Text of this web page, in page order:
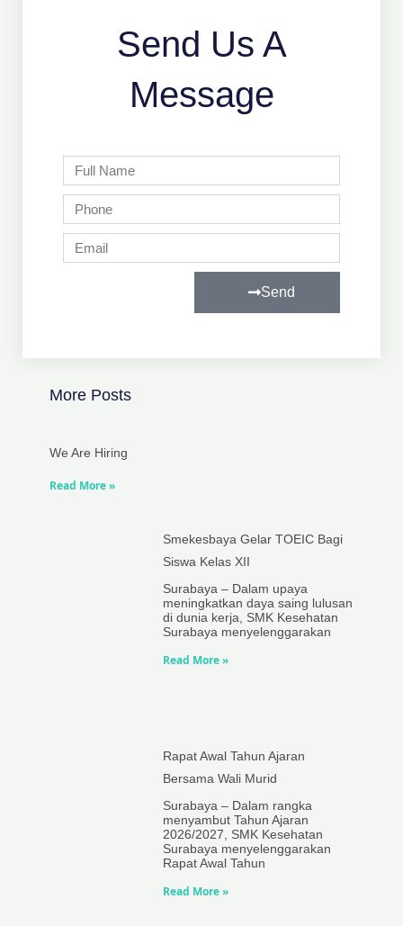
Send Us A
Message
Full
Name
Phone
Email
Send
More Posts
We Are Hiring
Read More »
Smekesbaya Gelar TOEIC Bagi
Siswa Kelas XII
Surabaya – Dalam upaya
meningkatkan daya saing lulusan
di dunia kerja, SMK Kesehatan
Surabaya menyelenggarakan
Read More »
Rapat Awal Tahun Ajaran
Bersama Wali Murid
Surabaya – Dalam rangka
menyambut Tahun Ajaran
2026/2027, SMK Kesehatan
Surabaya menyelenggarakan
Rapat Awal Tahun
Read More »